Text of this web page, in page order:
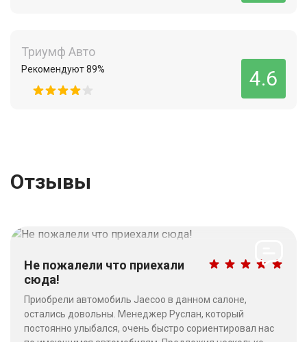
Триумф Авто
Рекомендуют 89% 4.6
Отзывы
Не пожалели что приехали
сюда!
Приобрели автомобиль Jaecoo в данном салоне,
остались довольны. Менеджер Руслан, который
постоянно улыбался, очень быстро сориентировал нас